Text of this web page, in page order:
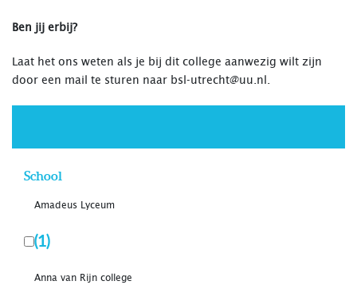
Ben jij erbij?
Laat het ons weten als je bij dit college aanwezig wilt zijn
door een mail te sturen naar bsl-utrecht@uu.nl
School
Amadeus Lyceum
(1)
Anna van Rijn college